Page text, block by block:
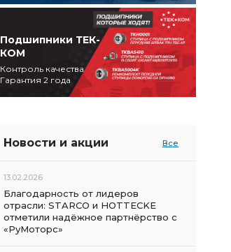
Подшипники ТЕК-
КОМ
Контроль качества
Гарантия 2 года
Новости и акции Все
13.02.2026
Благодарность от лидеров
отрасли: STARCO и HOTTECKE
отметили надёжное партнёрство с
«РуМоторс»